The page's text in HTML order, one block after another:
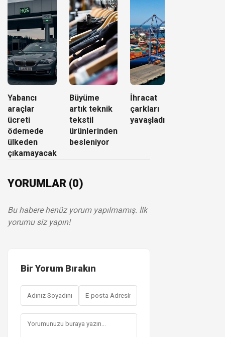
Yabancı
araçlar
ücreti
ödemede
ülkeden
çıkamayacak
Büyüme
artık teknik
tekstil
ürünlerinden
besleniyor
İhracat
çarkları
yavaşladı
YORUMLAR (0)
Bu habere henüz yorum yapılmamış. İlk
yorumu siz yapın!
Bir Yorum Bırakın